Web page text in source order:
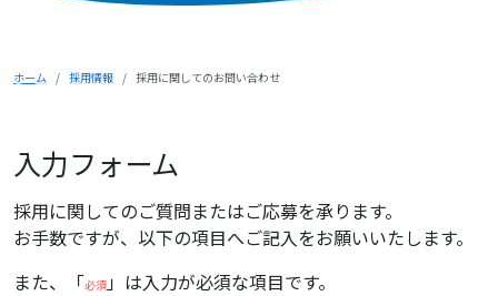
ホーム 採用情報 採用に関してのお問い合わせ
入力フォーム
採用に関してのご質問またはご応募を承ります。
お手数ですが、以下の項目へご記入をお願いいたします。
また、「必須」は入力が必須な項目です。